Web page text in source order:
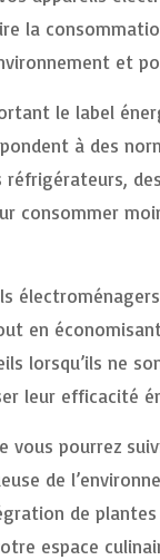
la
et
le label
à des
réfrigérateurs,
consommer
en
lorsqu’ils ne
leur efficacité
vous pourrez
de
de
espace